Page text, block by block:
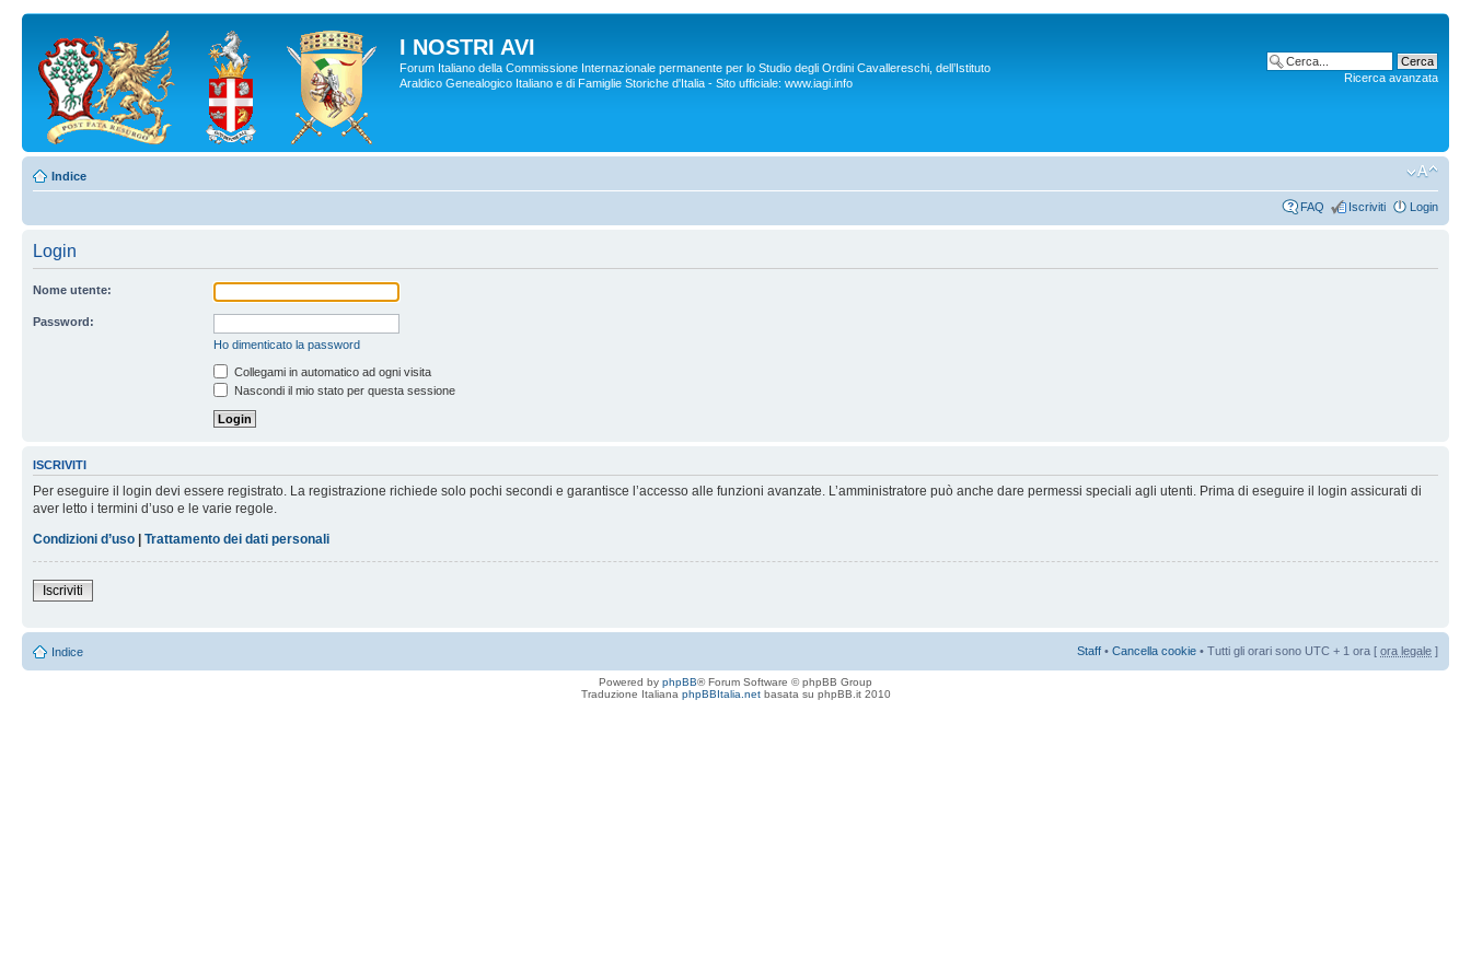
I NOSTRI AVI
Forum Italiano della Commissione Internazionale permanente per lo Studio degli Ordini Cavallereschi, dell’Istituto
Araldico Genealogico Italiano e di Famiglie Storiche d'Italia - Sito ufficiale: www.iagi.info
Ricerca avanzata
Indice
FAQ Iscriviti Login
Login
Nome utente:
Password:
Ho dimenticato la password
Collegami in automatico ad ogni visita
Nascondi il mio stato per questa sessione
ISCRIVITI
Per eseguire il login devi essere registrato. La registrazione richiede solo pochi secondi e garantisce l’accesso alle funzioni avanzate. L’amministratore può anche dare permessi speciali agli utenti. Prima di eseguire il login assicurati di
aver letto i termini d’uso e le varie regole.
Condizioni d’uso | Trattamento dei dati personali
Iscriviti
Indice Staff • Cancella cookie • Tutti gli orari sono UTC + 1 ora [ ora legale ]
Powered by phpBB® Forum Software © phpBB Group
Traduzione Italiana phpBBItalia.netbasata su phpBB.it 2010